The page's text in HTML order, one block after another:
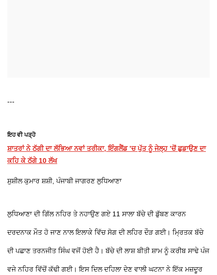
---
ਇਹ ਵੀ ਪੜ੍ਹੋ
ਸ਼ਾਤਰਾਂ ਨੇ ਠੱਗੀ ਦਾ ਲੱਭਿਆ ਨਵਾਂ ਤਰੀਕਾ, ਇੰਗਲੈਂਡ ’ਚ ਪੁੱਤ ਨੂੰ ਜੇਲ੍ਹ ’ਚੋਂ ਛੁਡਾਉਣ ਦਾ
ਕਹਿ ਕੇ ਠੱਗੇ 10 ਲੱਖ
ਸੁਸ਼ੀਲ ਕੁਮਾਰ ਸ਼ਸ਼ੀ, ਪੰਜਾਬੀ ਜਾਗਰਣ ਲੁਧਿਆਣਾ
ਲੁਧਿਆਣਾ ਦੀ ਗਿੱਲ ਨਹਿਰ ਤੇ ਨਹਾਉਣ ਗਏ 11 ਸਾਲਾ ਬੱਚੇ ਦੀ ਡੁੱਬਣ ਕਾਰਨ
ਦਰਦਨਾਕ ਮੌਤ ਹੋ ਜਾਣ ਨਾਲ ਇਲਾਕੇ ਵਿੱਚ ਸੋਗ ਦੀ ਲਹਿਰ ਦੌੜ ਗਈ। ਮ੍ਰਿਤਕ ਬੱਚੇ
ਦੀ ਪਛਾਣ ਤਰਨਜੀਤ ਸਿੰਘ ਵਜੋਂ ਹੋਈ ਹੈ। ਬੱਚੇ ਦੀ ਲਾਸ਼ ਬੀਤੀ ਸ਼ਾਮ ਨੂੰ ਕਰੀਬ ਸਾਢੇ ਪੰਜ
ਵਜੇ ਨਹਿਰ ਵਿੱਚੋਂ ਕੱਢੀ ਗਈ। ਇਸ ਦਿਲ ਦਹਿਲਾ ਦੇਣ ਵਾਲੀ ਘਟਨਾ ਨੇ ਇੱਕ ਮਜ਼ਦੂਰ